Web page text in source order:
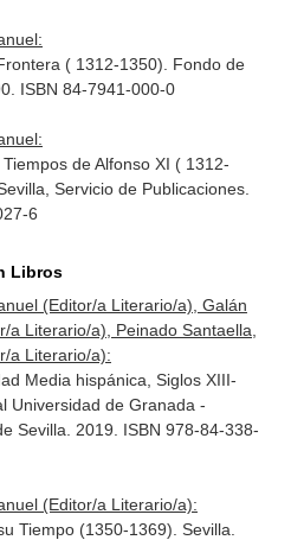
( 1312-1350). Fondo de
ISBN 84-7941-000-0
de Alfonso XI ( 1312-
Servicio de Publicaciones.
6
Libros
(Editor/a Literario/a), Galán
a Literario/a), Peinado Santaella,
a Literario/a):
Media hispánica, Siglos XIII-
Universidad de Granada -
Sevilla. 2019. ISBN 978-84-338-
(Editor/a Literario/a):
Tiempo (1350-1369). Sevilla.